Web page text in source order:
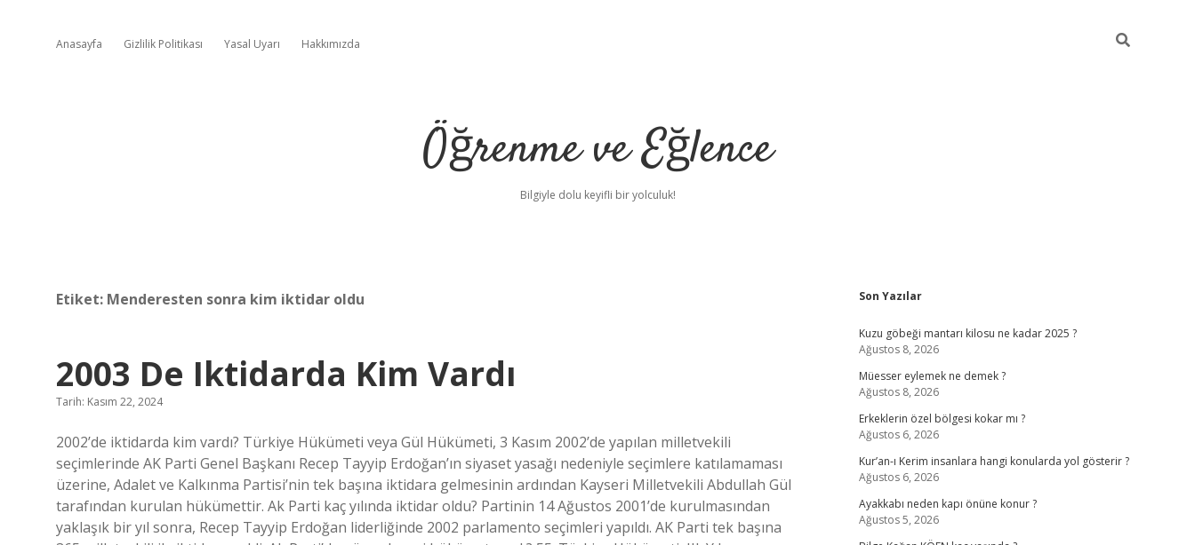
Anasayfa Gizlilik Politikası Yasal Uyarı Hakkımızda
Öğrenme ve Eğlence
Bilgiyle dolu keyifli bir yolculuk!
Etiket: Menderesten sonra kim iktidar oldu
2003 De Iktidarda Kim Vardı
Tarih: Kasım 22, 2024
2002’de iktidarda kim vardı? Türkiye Hükümeti veya Gül Hükümeti, 3 Kasım 2002’de yapılan milletvekili
seçimlerinde AK Parti Genel Başkanı Recep Tayyip Erdoğan’ın siyaset yasağı nedeniyle seçimlere katılamaması
üzerine, Adalet ve Kalkınma Partisi’nin tek başına iktidara gelmesinin ardından Kayseri Milletvekili Abdullah Gül
tarafından kurulan hükümettir. Ak Parti kaç yılında iktidar oldu? Partinin 14 Ağustos 2001’de kurulmasından
yaklaşık bir yıl sonra, Recep Tayyip Erdoğan liderliğinde 2002 parlamento seçimleri yapıldı. AK Parti tek başına
Sidebar
Son Yazılar
Kuzu göbeği mantarı kilosu ne kadar 2025 ?
Ağustos 8, 2026
Müesser eylemek ne demek ?
Ağustos 8, 2026
Erkeklerin özel bölgesi kokar mı ?
Ağustos 6, 2026
Kur’an-ı Kerim insanlara hangi konularda yol gösterir ?
Ağustos 6, 2026
Ayakkabı neden kapı önüne konur ?
Ağustos 5, 2026